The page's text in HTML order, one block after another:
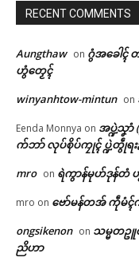
ဌာ
Related
ပ္ဍဲၜဳက္လေၚ် ဟိုတ်နူဒပ်ပၞာန်ပန်
ကၟာကဵု ကောန်ၚာ်မွဲတၠ ချိုတ်
In "ပရိုၚ်"
RECENT COMMENTS
Aungthaw on ဂွံအခေါၚ်
ဟွံတၟေၚ်
winyanhtow-mintun on
Eenda Monnya on အပ္ဍဲသၞ
က်ဘာ် လုပ်စိုပ်ကၠုၚ် ပ္ဍဲတွဵုရး
mro on ရဲကွာန်မုဟ်ဒုန်တံ
mro on ဗော်မန်တအ် ကဵုမံ
ongsikenon on သမ္မတ
ညိဟာ